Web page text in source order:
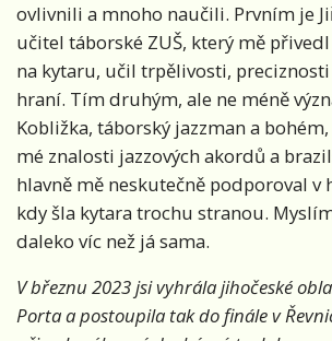
ovlivnili a mnoho naučili. Prvním je
učitel táborské ZUŠ, který mě
na kytaru, učil trpělivosti,
hraní. Tím druhým, ale ne méně
Kobližka, táborský jazzman a
mé znalosti jazzových akordů a
hlavně mě neskutečně podporoval v
kdy šla kytara trochu stranou.
daleko víc než já sama.
V březnu 2023 jsi vyhrála jihočeské
Porta a postoupila tak do finále v